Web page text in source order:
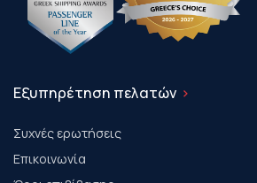
Εξυπηρέτηση πελατών
Συχνές ερωτήσεις
Επικοινωνία